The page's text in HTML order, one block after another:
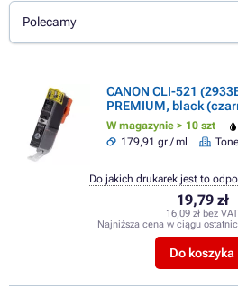
Polecamy
CANON CLI-521
PREMIUM, black
W magazynie > 10 szt
179,91 gr / ml
19,79 zł
16,09 zł bez VAT
Najniższa cena w ciągu
Do koszyka
Do jakich drukarek jest to